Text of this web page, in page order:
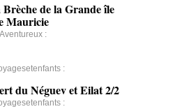
de la Grande île
Mauricie
:
:
du Néguev et Eilat 2/2
: